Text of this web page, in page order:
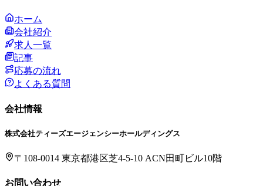
ホーム
会社紹介
求人一覧
記事
応募の流れ
よくある質問
会社情報
株式会社ティーズエージェンシーホールディングス
〒108-0014 東京都港区芝4-5-10 ACN田町ビル10階
お問い合わせ